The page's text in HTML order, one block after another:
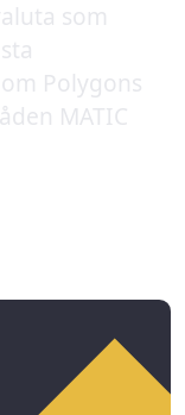
som
Polygons
MATIC